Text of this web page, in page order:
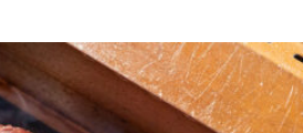
『豚野郎』 １,４３０円（税込み）